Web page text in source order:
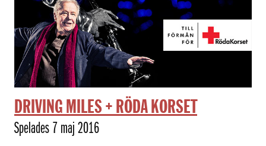
DRIVING MILES + RÖDA KORSET
Spelades 7 maj 2016